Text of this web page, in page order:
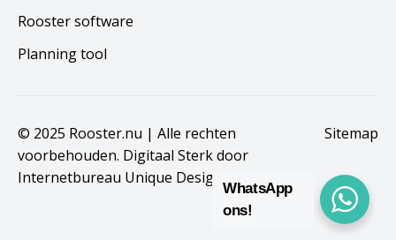
Rooster software
Planning tool
© 2025 Rooster.nu | Alle rechten
voorbehouden. Digitaal Sterk door
Internetbureau Unique Design B.V.
Sitemap
WhatsApp
ons!